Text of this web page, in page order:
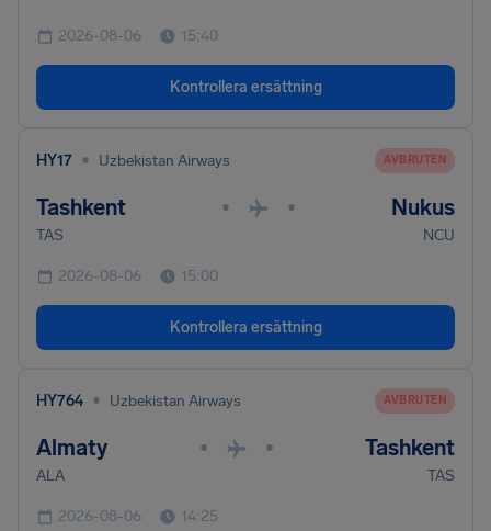
2026-08-06 15:40
Kontrollera ersättning
HY17 • Uzbekistan Airways AVBRUTEN
Tashkent • • Nukus
TAS NCU
2026-08-06 15:00
Kontrollera ersättning
HY764 • Uzbekistan Airways AVBRUTEN
Almaty • • Tashkent
ALA TAS
2026-08-06 14:25